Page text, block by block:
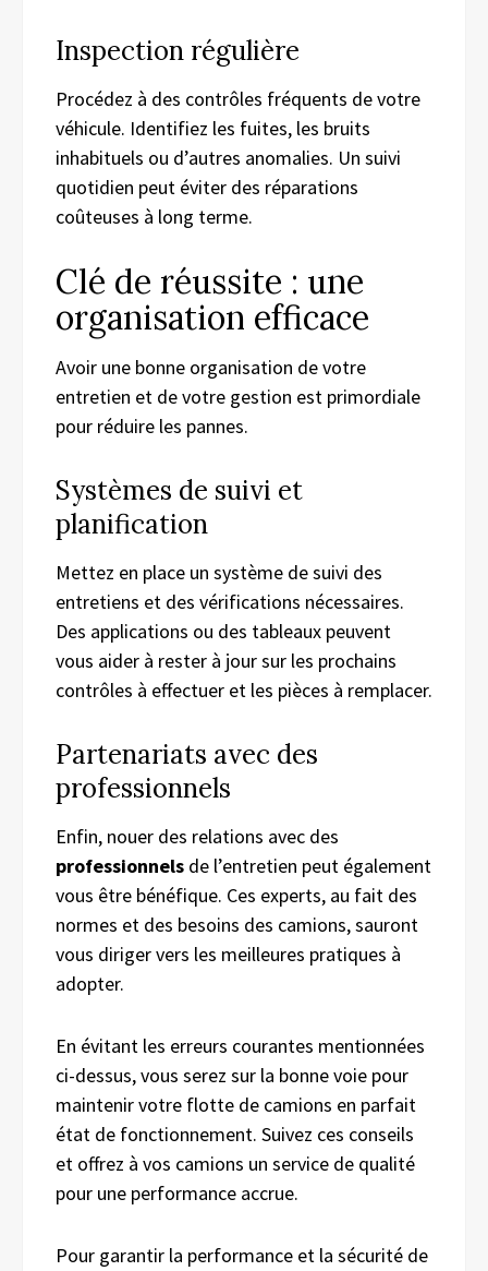
Inspection régulière
Procédez à des contrôles fréquents de votre
véhicule. Identifiez les fuites, les bruits
inhabituels ou d’autres anomalies. Un suivi
quotidien peut éviter des réparations
coûteuses à long terme.
Clé de réussite : une
organisation efficace
Avoir une bonne organisation de votre
entretien et de votre gestion est primordiale
pour réduire les pannes.
Systèmes de suivi et
planification
Mettez en place un système de suivi des
entretiens et des vérifications nécessaires.
Des applications ou des tableaux peuvent
vous aider à rester à jour sur les prochains
contrôles à effectuer et les pièces à remplacer.
Partenariats avec des
professionnels
Enfin, nouer des relations avec des
professionnels de l’entretien peut également
vous être bénéfique. Ces experts, au fait des
normes et des besoins des camions, sauront
vous diriger vers les meilleures pratiques à
adopter.
En évitant les erreurs courantes mentionnées
ci-dessus, vous serez sur la bonne voie pour
maintenir votre flotte de camions en parfait
état de fonctionnement. Suivez ces conseils
et offrez à vos camions un service de qualité
pour une performance accrue.
Pour garantir la performance et la sécurité de